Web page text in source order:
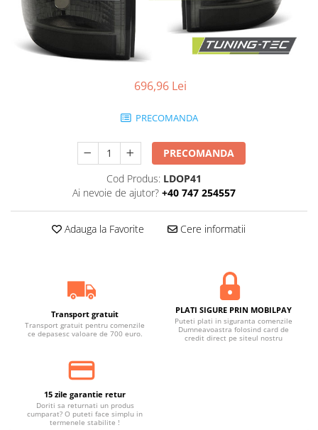
696,96 Lei
PRECOMANDA
PRECOMANDA
Cod Produs: LDOP41
Ai nevoie de ajutor? +40 747 254557
Adauga la Favorite Cere informatii
Transport gratuit
Transport gratuit pentru comenzile
ce depasesc valoare de 700 euro.
PLATI SIGURE PRIN MOBILPAY
Puteti plati in siguranta comenzile
Dumneavoastra folosind card de
credit direct pe siteul nostru
15 zile garantie retur
Doriti sa returnati un produs
cumparat? O puteti face simplu in
termenele stabilite !